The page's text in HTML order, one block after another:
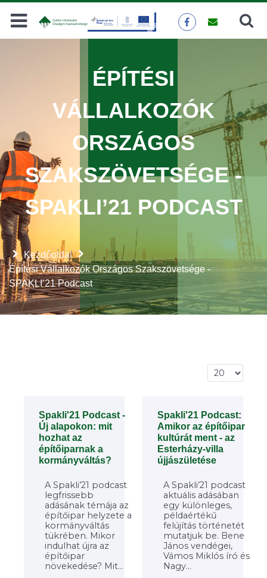
Keresés
Kezdőoldal
Építési Vállalkozók Országos Szakszövetsége -
SPAKLI’21 Podcast
ÉPÍTÉSI
VÁLLALKOZÓK
ORSZÁGOS
SZAKSZÖVETSÉGE -
SPAKLI’21 PODCAST
Tételek #
Spakli'21 Podcast -
Új alapokon: mit
hozhat az
építőiparnak a
kormányváltás?
A Spakli’21 podcast
legfrissebb
adásának témája az
építőipar helyzete a
kormányváltás
tükrében. Mikor
indulhat újra az
építőipar
növekedése? Mit...
Spakli'21 Podcast:
Amikor az építőipar
kultúrát ment - az
Esterházy-villa
újjászületése
A Spakli’21 podcast
aktuális adásában
egy különleges,
példaértékű
felújítás történetét
mutatjuk be. Bene
János vendégei,
Vámos Miklós író és
Nagy...